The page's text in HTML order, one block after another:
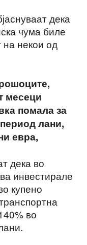
дека
чума биле
на некои од
месеци
помала за
лани,
евра,
дека во
инвестирале
купено
во